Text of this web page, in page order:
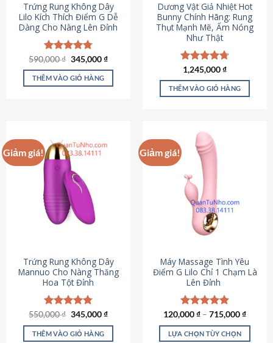
Trứng Rung Không Dây
Lilo Kích Thích Điểm G Dễ
Dàng Cho Nàng Lên Đỉnh
Được xếp
hạng4.79
5 sao
590,000₫ Giá
là:
590,000 ₫.
345,000₫Giá
tại
345,000 ₫.
THÊM VÀO GIỎ HÀNG
Dương Vật Giả Nhiệt Hot
Bunny Chính Hãng: Rung
Thụt Mạnh Mẽ, Ấm Nóng
Như Thật
Được xếp
hạng4.73
5 sao
1,245,000₫
THÊM VÀO GIỎ HÀNG
Giảm giá!
Trứng Rung Không Dây
Mannuo Cho Nàng Thăng
Hoa Tột Đỉnh
Được xếp
hạng4.81
5 sao
550,000₫ Giá
là:
550,000 ₫.
345,000₫Giá
tại
THÊM VÀO GIỎ HÀNG
Giảm giá!
Máy Massage Tình Yêu
Điểm G Lilo Chỉ 1 Chạm Là
Lên Đỉnh
Được xếp
hạng4.85
5 sao
120,000₫ – 715,000₫
LỰA CHỌN TÙY CHỌN